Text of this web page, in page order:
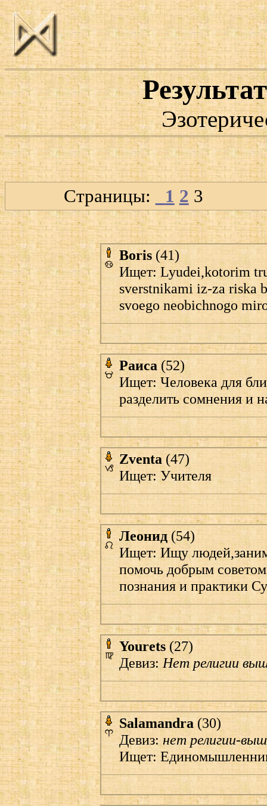
Страницы: 1 2 3
Boris (41)
Ищет: Lyudei,kotorim
sverstnikami iz-za riska
svoego neobichnogo
Раиса (52)
Ищет: Человека для
разделить сомнения и
Zventa (47)
Ищет: Учителя
Леонид(54)
Ищет: Ищу
помочь добрым
познания и практики
Yourets (27)
Девиз:Нет религии
Salamandra (30)
Девиз:нет религии-
Ищет: